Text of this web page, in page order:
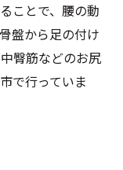
ことで、腰の動
盤から足の付け
臀筋などのお尻
で行っていま